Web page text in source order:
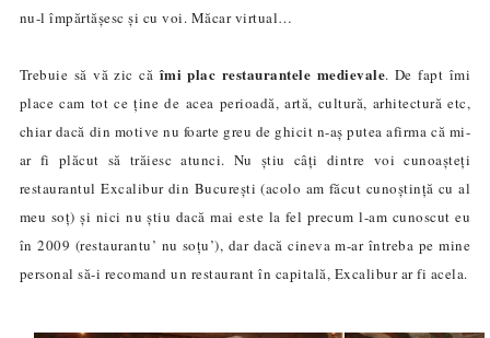
nu-l împărtășesc și cu voi. Măcar virtual…
Trebuie să vă zic că îmi plac restaurantele medievale. De fapt îmi
place cam tot ce ține de acea perioadă, artă, cultură, arhitectură etc,
chiar dacă din motive nu foarte greu de ghicit n-aș putea afirma că mi-
ar fi plăcut să trăiesc atunci. Nu știu câți dintre voi cunoașteți
restaurantul Excaliburdin București (acolo am făcut cunoștință cu al
meu soț) și nici nu știu dacă mai este la fel precum l-am cunoscut eu
în 2009 (restaurantu’ nu soțu’), dar dacă cineva m-ar întreba pe mine
personal să-i recomand un restaurant în capitală, Excaliburar fi acela.